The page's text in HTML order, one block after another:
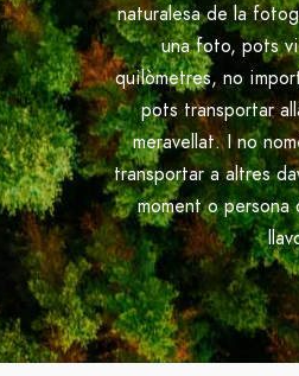
naturalesa de la
una foto, pots
quilòmetres, no
pots transportar
meravellat. I no
transportar a altres
moment o